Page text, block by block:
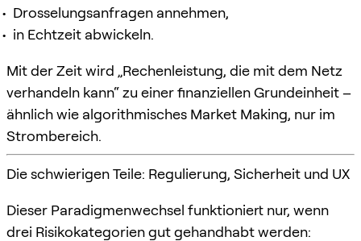
Drosselungsanfragen annehmen,
in Echtzeit abwickeln.
Mit der Zeit wird „Rechenleistung, die mit dem Netz
verhandeln kann“ zu einer finanziellen Grundeinheit –
ähnlich wie algorithmisches Market Making, nur im
Strombereich.
Die schwierigen Teile: Regulierung, Sicherheit und UX
Dieser Paradigmenwechsel funktioniert nur, wenn
drei Risikokategorien gut gehandhabt werden: